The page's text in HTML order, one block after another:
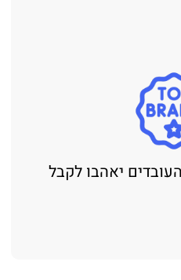
יאהבו לקבל